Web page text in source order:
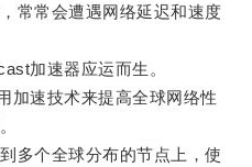
常常会遭遇网络延迟和速度
加速器应运而生。
速技术来提高全球网络性
个全球分布的节点上，使